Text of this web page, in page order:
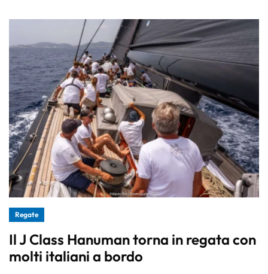
Regate
Il J Class Hanuman torna in regata con
molti italiani a bordo